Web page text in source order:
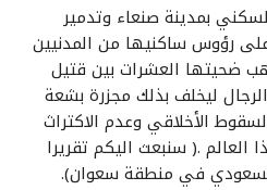
بمدينة صنعاء وتدمير
على رؤوس ساكنيها من المدنيين
ضحيتها العشرات بين قتيل
ليخلف بذلك مجزرة بشعة
الأخلاقي وعدم الاكتراث
.( سنبعث اليكم تقريرا
في منطقة سعوان).